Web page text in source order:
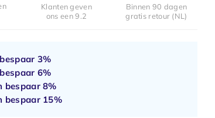
Klanten geven
ons een 9.2
Binnen 90 dagen
gratis retour (NL)
3%
6%
bespaar8%
bespaar 15%